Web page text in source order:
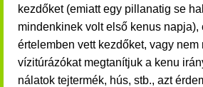
kezdőket (emiatt egy pillanatig se
mindenkinek volt első kenus napja),
értelemben vett kezdőket, vagy
vízitúrázókat megtanítjuk a kenu
nálatok tejtermék, hús, stb., azt